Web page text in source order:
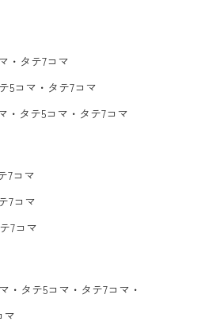
・ タテ7コマ
5コマ ・ タテ7コマ
・ タテ5コマ ・ タテ7コマ
7コマ
7コマ
7コマ
・ タテ5コマ ・ タテ7コマ ・
マ